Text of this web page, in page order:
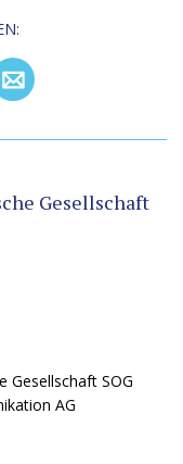
Gesellschaft
Gesellschaft SOG
AG